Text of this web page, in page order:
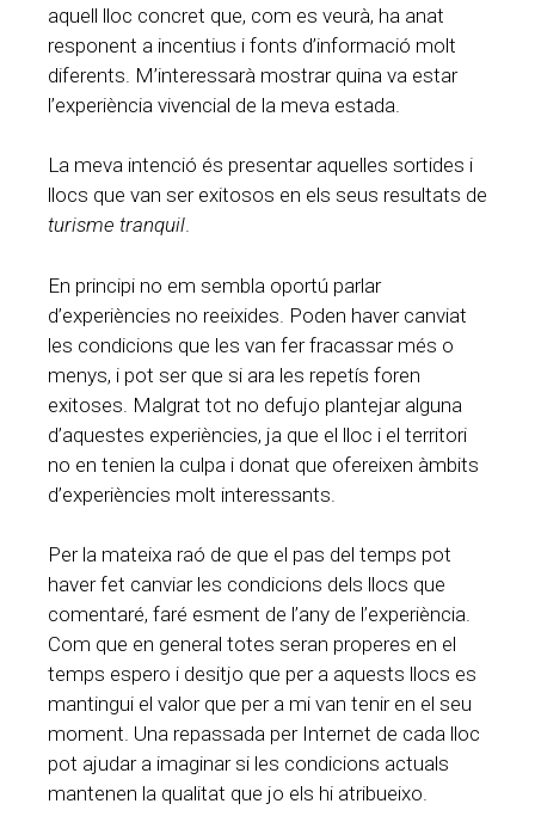
aquell lloc concret que, com es veurà, ha anat
responent a incentius i fonts d’informació molt
diferents. M’interessarà mostrar quina va estar
l’experiència vivencial de la meva estada.
La meva intenció és presentar aquelles sortides i
llocs que van ser exitosos en els seus resultats de
turisme tranquil.
En principi no em sembla oportú parlar
d’experiències no reeixides. Poden haver canviat
les condicions que les van fer fracassar més o
menys, i pot ser que si ara les repetís foren
exitoses. Malgrat tot no defujo plantejar alguna
d’aquestes experiències, ja que el lloc i el territori
no en tenien la culpa i donat que ofereixen àmbits
d’experiències molt interessants.
Per la mateixa raó de que el pas del temps pot
haver fet canviar les condicions dels llocs que
comentaré, faré esment de l’any de l’experiència.
Com que en general totes seran properes en el
temps espero i desitjo que per a aquests llocs es
mantingui el valor que per a mi van tenir en el seu
moment. Una repassada per Internet de cada lloc
pot ajudar a imaginar si les condicions actuals
mantenen la qualitat que jo els hi atribueixo.